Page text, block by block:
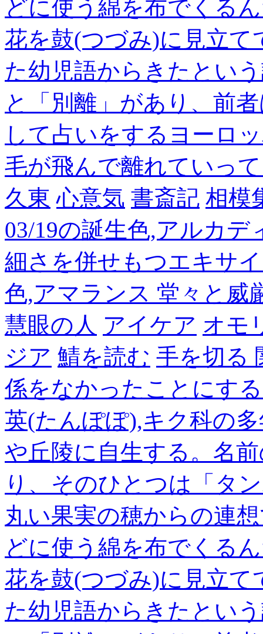
どに使う綿を布でくる
花を鼓(つづみ)に見立
た幼児語からきたとい
と「別離」があり、前
して占いをするヨーロ
毛が飛んで離れていっ
久東 心意気 書斎記 相模
03/19の誕生色,アルカ
細さを併せもつエキサ
色,アマランス 堂々と威
慧眼の人 アイケア オモ
ジア 鯖を読む 手を切る
係をなかったことにす
英(たんぽぽ),キク科の
や丘陵に自生する。名
り、そのひとつは「タ
丸い果実の穂からの連
どに使う綿を布でくる
花を鼓(つづみ)に見立
た幼児語からきたとい